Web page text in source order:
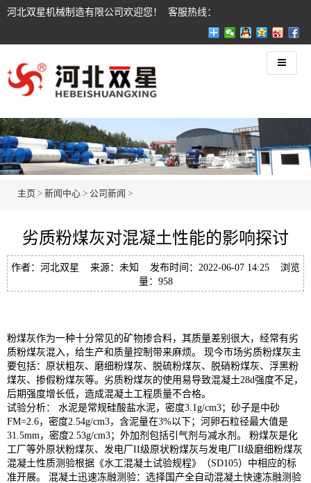
河北双星机械制造有限公司欢迎您！ 客服热线：
主页 > 新闻中心 > 公司新闻 >
劣质粉煤灰对混凝土性能的影响探讨
作者：河北双星 来源：未知 发布时间：2022-06-07 14:25 浏览
量：958
粉煤灰作为一种十分常见的矿物掺合料，其质量差别很大，经常有劣
质粉煤灰混入，给生产和质量控制带来麻烦。 现今市场劣质粉煤灰主
要包括：原状粗灰、磨细粉煤灰、脱硫粉煤灰、脱硝粉煤灰、浮黑粉
煤灰、掺假粉煤灰等。劣质粉煤灰的使用易导致混凝土28d强度不足，
后期强度增长低，造成混凝土工程质量不合格。
试验分析： 水泥是常规硅酸盐水泥，密度3.1g/cm3；砂子是中砂
FM=2.6，密度2.54g/cm3，含泥量在3%以下；河卵石粒径最大值是
31.5mm，密度2.53g/cm3；外加剂包括引气剂与减水剂。 粉煤灰是化
工厂等外原状粉煤灰、发电厂II级原状粉煤灰与发电厂II级磨细粉煤灰
混凝土性质测验根据《水工混凝土试验规程》（SD105）中相应的标
准开展。 混凝土迅速冻融测验：选择国产全自动混凝土快速冻融测验